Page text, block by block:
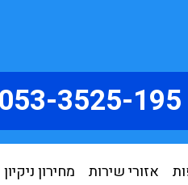
053-3525-195
אזורי שירות מחירון ניקיון